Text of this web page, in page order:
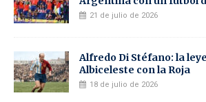
21 de julio de 2026
Alfredo Di Stéfano: la
Albiceleste con la Roja
18 de julio de 2026